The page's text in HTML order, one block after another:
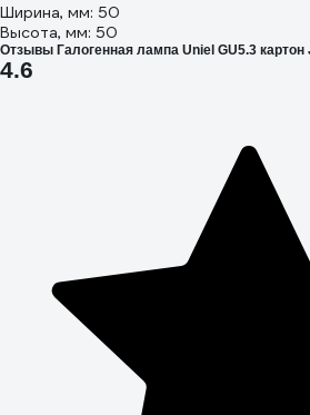
Ширина, мм: 50
Высота, мм: 50
Отзывы Галогенная лампа Uniel GU5.3 картон
4.6